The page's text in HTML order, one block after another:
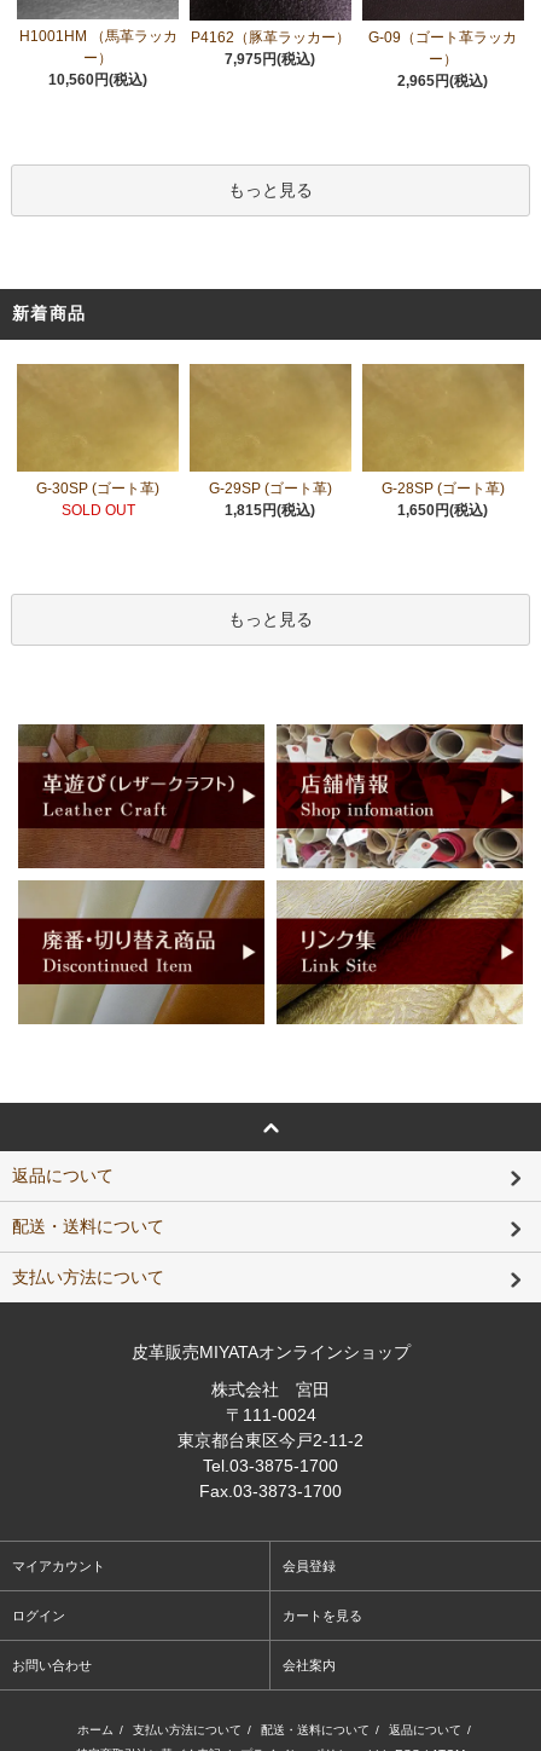
H1001HM （馬革ラッカ
ー）
10,560円(税込)
P4162（豚革ラッカー）
7,975円(税込)
G-09（ゴート革ラッカ
ー）
2,965円(税込)
もっと見る
新着商品
G-30SP (ゴート革)
SOLD OUT
G-29SP (ゴート革)
1,815円(税込)
G-28SP (ゴート革)
1,650円(税込)
もっと見る
返品について
配送・送料について
支払い方法について
皮革販売MIYATAオンラインショップ
株式会社 宮田
〒111-0024
東京都台東区今戸2-11-2
Tel.03-3875-1700
Fax.03-3873-1700
マイアカウント 会員登録
ログイン カートを見る
お問い合わせ 会社案内
ホーム / 支払い方法について / 配送・送料について / 返品について /